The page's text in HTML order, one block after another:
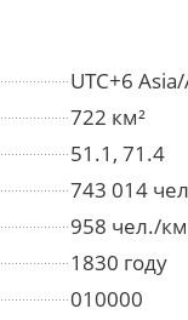
UTC+6
722 км²
51.1, 71.4
743 014
958 чел./
1830 году
010000